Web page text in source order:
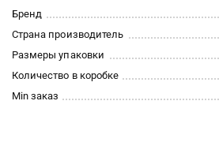
Бренд
Страна производитель
Размеры упаковки
Количество в коробке
Min заказ